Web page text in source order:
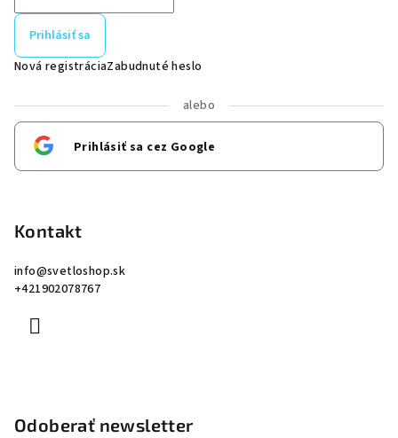
Prihlásiť sa
Nová registráciaZabudnuté heslo
alebo
Prihlásiť sa cez Google
Kontakt
info@svetloshop.sk
+421902078767
Odoberať newsletter